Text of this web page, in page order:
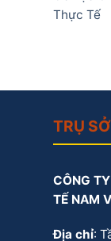
Thực Tế
TRỤ
CÔNG
TẾ NAM
Địa chỉ: